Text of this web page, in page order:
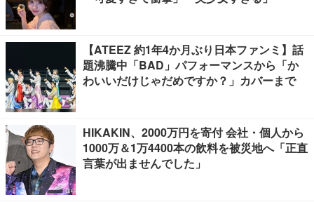
【ATEEZ 約1年4か月ぶり日本ファンミ】話
題沸騰中「BAD」パフォーマンスから「か
わいいだけじゃだめですか？」カバーまで
HIKAKIN、2000万円を寄付 会社・個人から
1000万＆1万4400本の飲料を被災地へ「正直
言葉が出ませんでした」